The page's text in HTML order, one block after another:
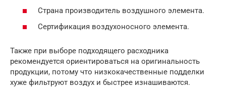
Страна производитель воздушного элемента.
Сертификация воздухоносного элемента.
Также при выборе подходящего расходника
рекомендуется ориентироваться на оригинальность
продукции, потому что низкокачественные подделки
хуже фильтруют воздух и быстрее изнашиваются.